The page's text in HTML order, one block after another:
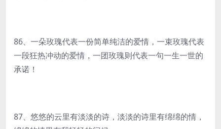
86、一朵玫瑰代表一份简单纯洁的爱情，一束玫瑰代表
一段狂热冲动的爱情，一团玫瑰则代表一句一生一世的
承诺！
87、悠悠的云里有淡淡的诗，淡淡的诗里有绵绵的情，